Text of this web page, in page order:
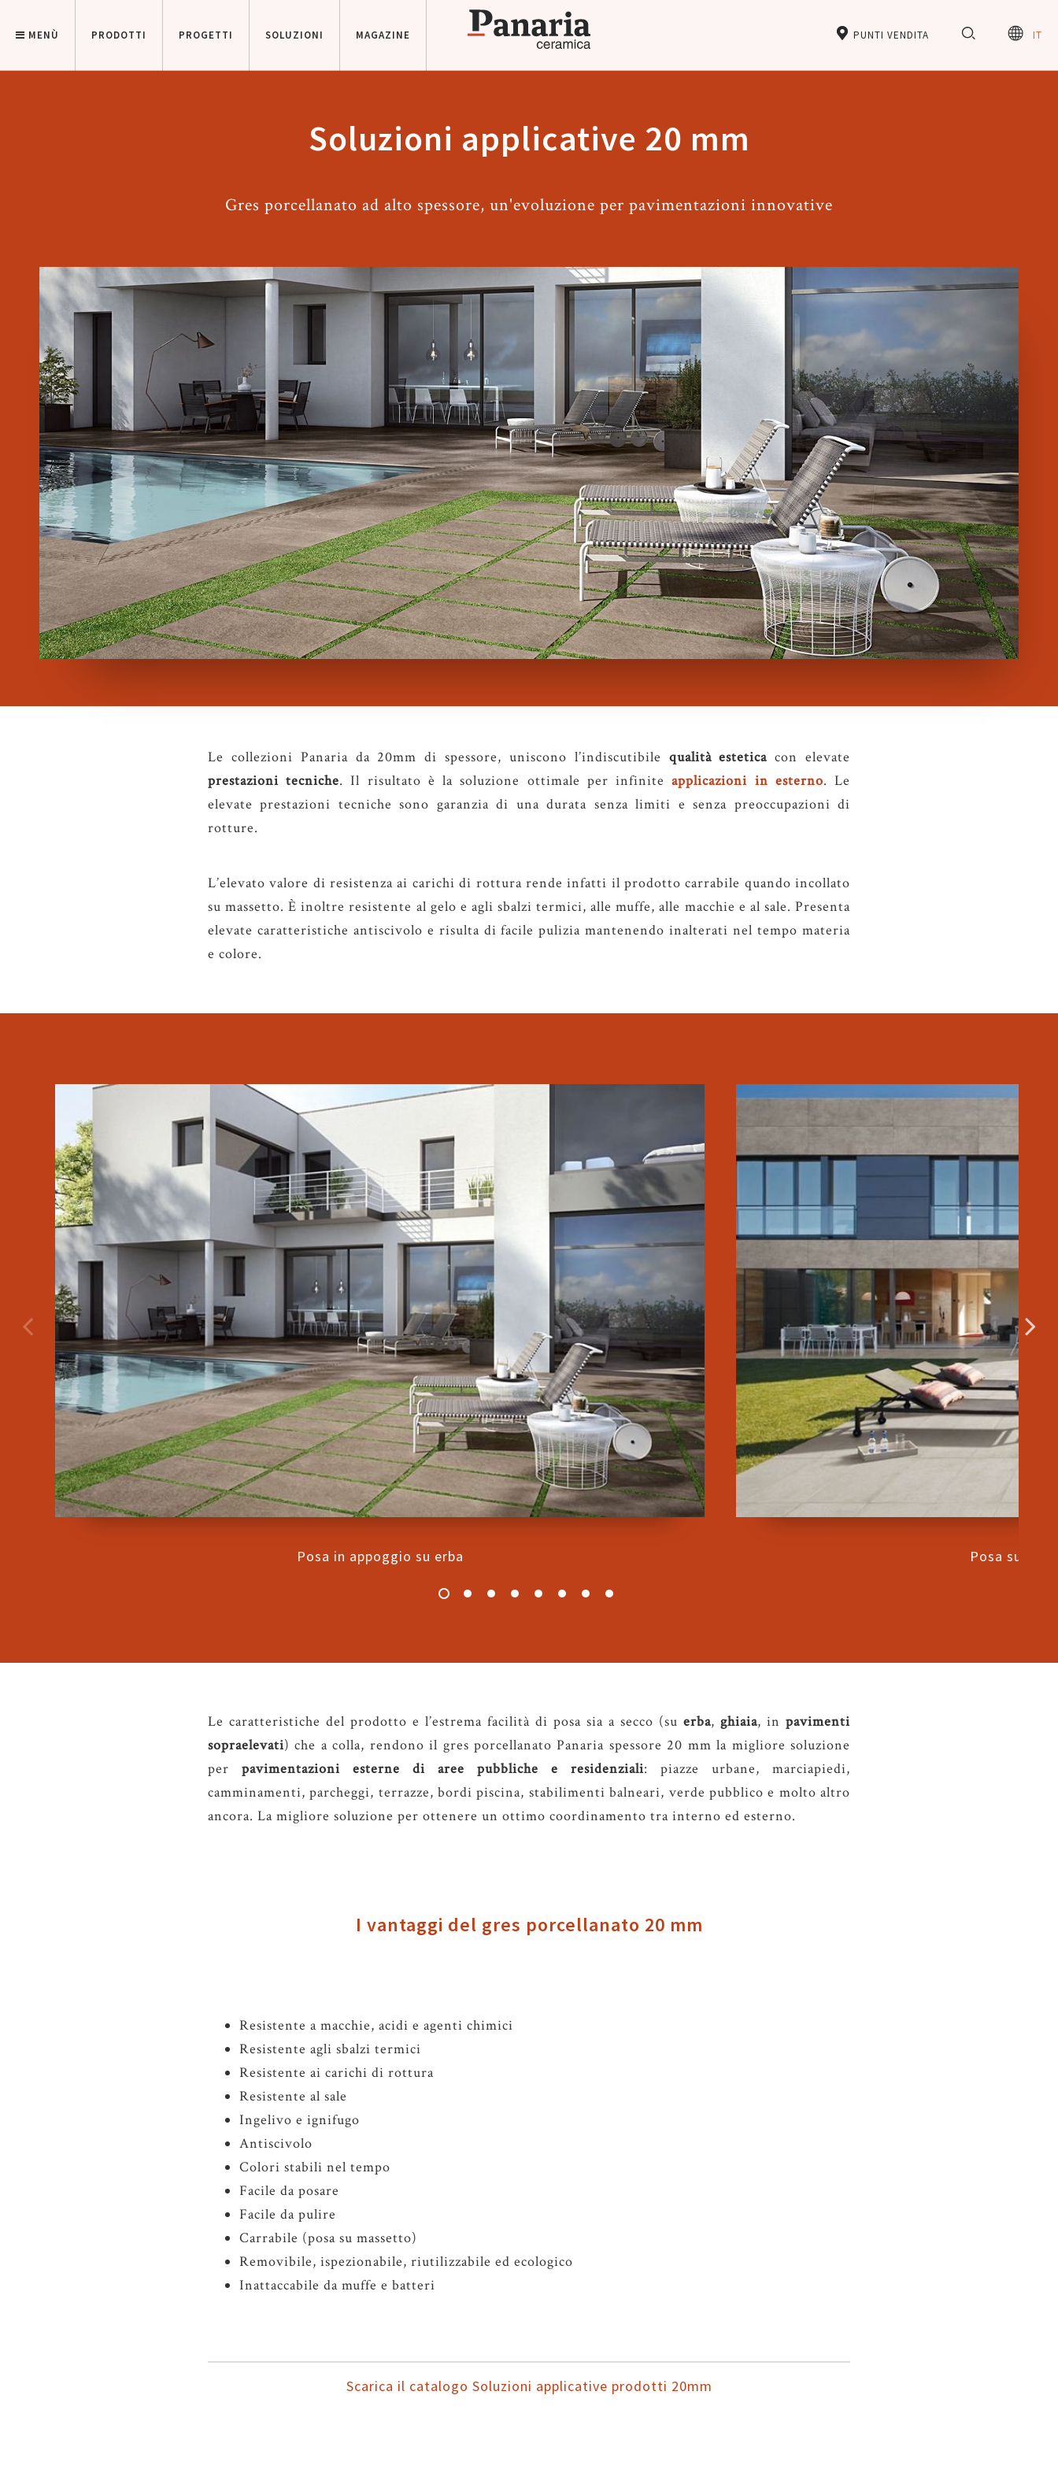
MENÙ PRODOTTI PROGETTI SOLUZIONI MAGAZINE PUNTI VENDITA IT
Soluzioni applicative 20 mm
Gres porcellanato ad alto spessore, un'evoluzione per pavimentazioni innovative
Le collezioni Panaria da 20mm di spessore, uniscono l’indiscutibile qualità estetica con elevate
prestazioni tecniche. Il risultato è la soluzione ottimale per infiniteapplicazioni in esterno. Le
elevate prestazioni tecniche sono garanzia di una durata senza limiti e senza preoccupazioni di
rotture.
L’elevato valore di resistenza ai carichi di rottura rende infatti il prodotto carrabile quando incollato
su massetto. È inoltre resistente al gelo e agli sbalzi termici, alle muffe, alle macchie e al sale. Presenta
elevate caratteristiche antiscivolo e risulta di facile pulizia mantenendo inalterati nel tempo materia
e colore.
Posa in appoggio su erba Posa su
Le caratteristiche del prodotto e l’estrema facilità di posa sia a secco (su erba, ghiaia, in pavimenti
sopraelevati) che a colla, rendono il gres porcellanato Panaria spessore 20 mm la migliore soluzione
per pavimentazioni esterne di aree pubbliche e residenziali: piazze urbane, marciapiedi,
camminamenti, parcheggi, terrazze, bordi piscina, stabilimenti balneari, verde pubblico e molto altro
ancora. La migliore soluzione per ottenere un ottimo coordinamento tra interno ed esterno.
I vantaggi del gres porcellanato 20 mm
Resistente a macchie, acidi e agenti chimici
Resistente agli sbalzi termici
Resistente ai carichi di rottura
Resistente al sale
Ingelivo e ignifugo
Antiscivolo
Colori stabili nel tempo
Facile da posare
Facile da pulire
Carrabile (posa su massetto)
Removibile, ispezionabile, riutilizzabile ed ecologico
Inattaccabile da muffe e batteri
Scarica il catalogo Soluzioni applicative prodotti 20mm